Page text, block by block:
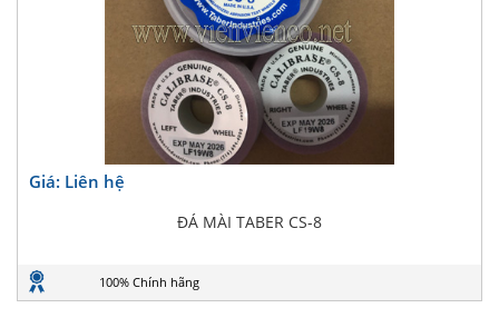
Giá: Liên hệ
ĐÁ MÀI TABER CS-8
100% Chính hãng